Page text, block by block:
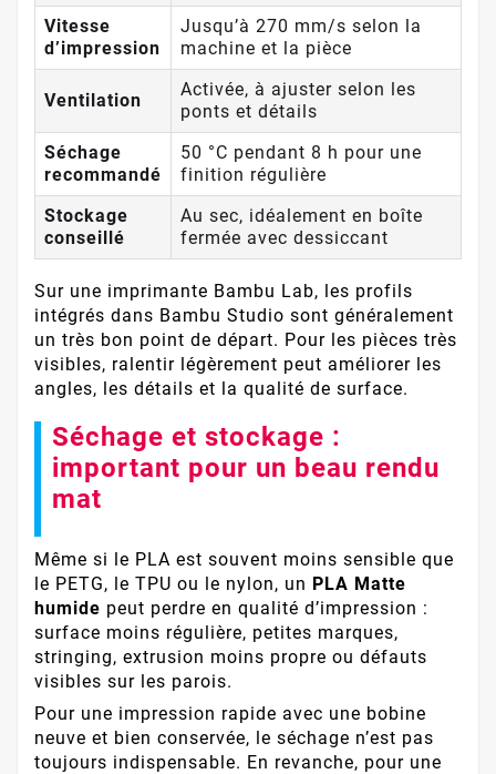
Vitesse
d’impression
Jusqu’à 270 mm/s selon la
machine et la pièce
Ventilation
Activée, à ajuster selon les
ponts et détails
Séchage
recommandé
50 °C pendant 8 h pour une
finition régulière
Stockage
conseillé
Au sec, idéalement en boîte
fermée avec dessiccant
Sur une imprimante Bambu Lab, les profils
intégrés dans Bambu Studio sont généralement
un très bon point de départ. Pour les pièces très
visibles, ralentir légèrement peut améliorer les
angles, les détails et la qualité de surface.
Séchage et stockage :
important pour un beau rendu
mat
Même si le PLA est souvent moins sensible que
le PETG, le TPU ou le nylon, un PLA Matte
humide peut perdre en qualité d’impression :
surface moins régulière, petites marques,
stringing, extrusion moins propre ou défauts
visibles sur les parois.
Pour une impression rapide avec une bobine
neuve et bien conservée, le séchage n’est pas
toujours indispensable. En revanche, pour une